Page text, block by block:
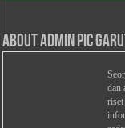
About Admin PIC
dan